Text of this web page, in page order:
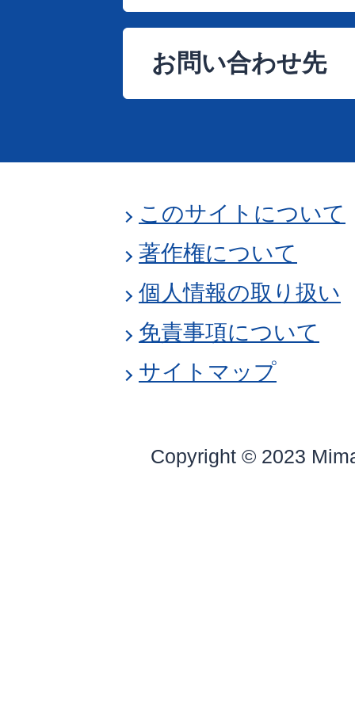
お問い合わせ先
このサイトについて
著作権について
個人情報の取り扱い
免責事項について
サイトマップ
Copyright © 2023